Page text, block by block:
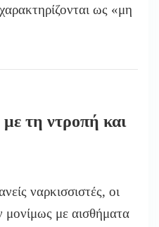
ως «μη
τη ντροπή και
ναρκισσιστές, οι
μονίμως με αισθήματα